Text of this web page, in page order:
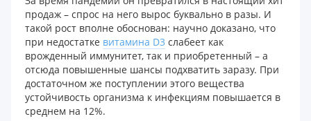
продаж – спрос на него вырос буквально в разы. И
такой рост вполне обоснован: научно доказано, что
при недостатке витамина D3 слабеет как
врожденный иммунитет, так и приобретенный – а
отсюда повышенные шансы подхватить заразу. При
достаточном же поступлении этого вещества
устойчивость организма к инфекциям повышается в
среднем на 12%.